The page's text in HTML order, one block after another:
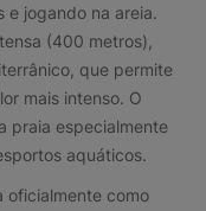
e jogando na areia.
(400 metros),
que permite
mais intenso. O
praia especialmente
aquáticos.
oficialmente como